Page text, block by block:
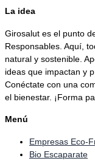
La idea
Girosalut es el punto
Responsables. Aquí,
natural y sostenible.
ideas que impactan y
Conéctate con una
el bienestar. ¡Forma
Menú
Empresas Eco-
Bio Escaparate